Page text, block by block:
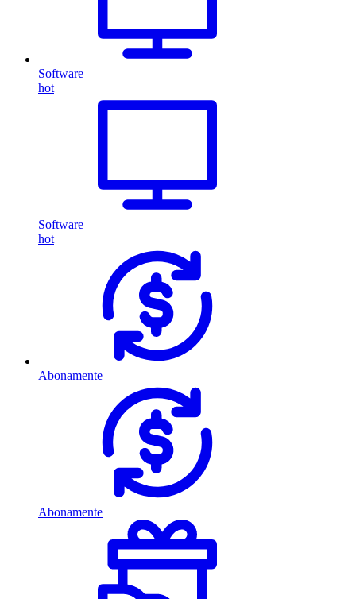
Software
hot
Software
hot
Abonamente
Abonamente